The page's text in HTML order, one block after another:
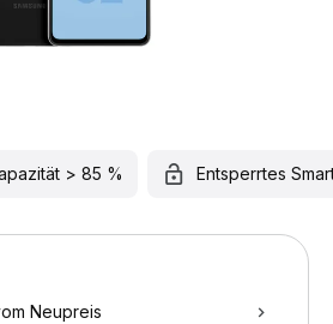
> 85 % Entsperrtes
Neupreis